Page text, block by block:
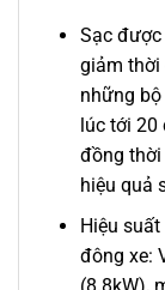
Sạc
giảm thời
những
lúc tới 20
đồng
hiệu quả
Hiệu
đông xe: